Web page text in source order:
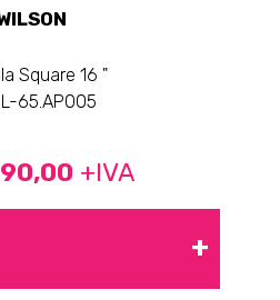
Square 16 "
65.AP005
+IVA
+